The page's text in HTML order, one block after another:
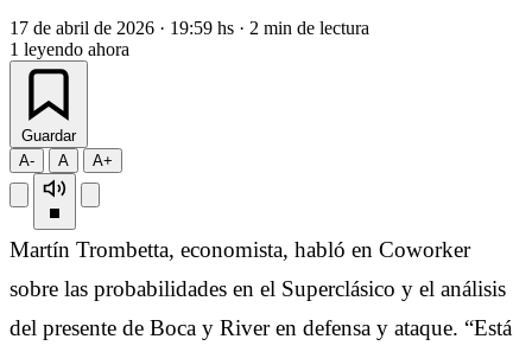
17 de abril de 2026 · 19:59 hs · 2 min de lectura
1 leyendo ahora
Guardar
A-
A A+
Martín Trombetta, economista, habló en Coworker
sobre las probabilidades en el Superclásico y el análisis
del presente de Boca y River en defensa y ataque. “Está